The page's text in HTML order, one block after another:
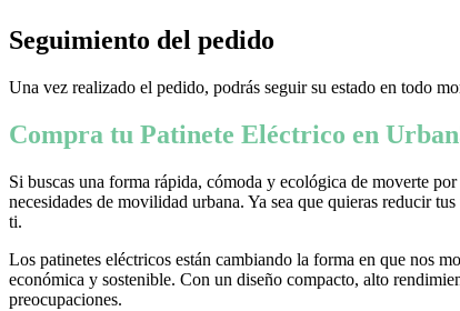
Seguimiento del pedido
Una vez realizado el pedido, podrás seguir su estado en todo
Compra tu Patinete Eléctrico en
Si buscas una forma rápida, cómoda y ecológica de moverte
necesidades de movilidad urbana. Ya sea que quieras reducir
ti.
Los patinetes eléctricos están cambiando la forma en que nos
económica y sostenible. Con un diseño compacto, alto
preocupaciones.